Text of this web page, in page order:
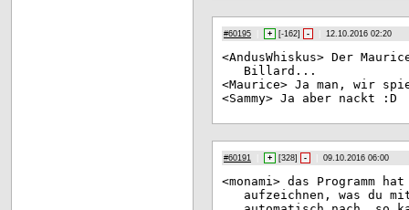
#60195 + [-162] - 12.10.2016 02:20
<AndusWhiskus> Der
Billard...
<Maurice> Ja man, wir
<Sammy> Ja aber nackt :D
#60191 + [328] - 09.10.2016 06:00
<monami> das Programm
aufzeichnen, was du